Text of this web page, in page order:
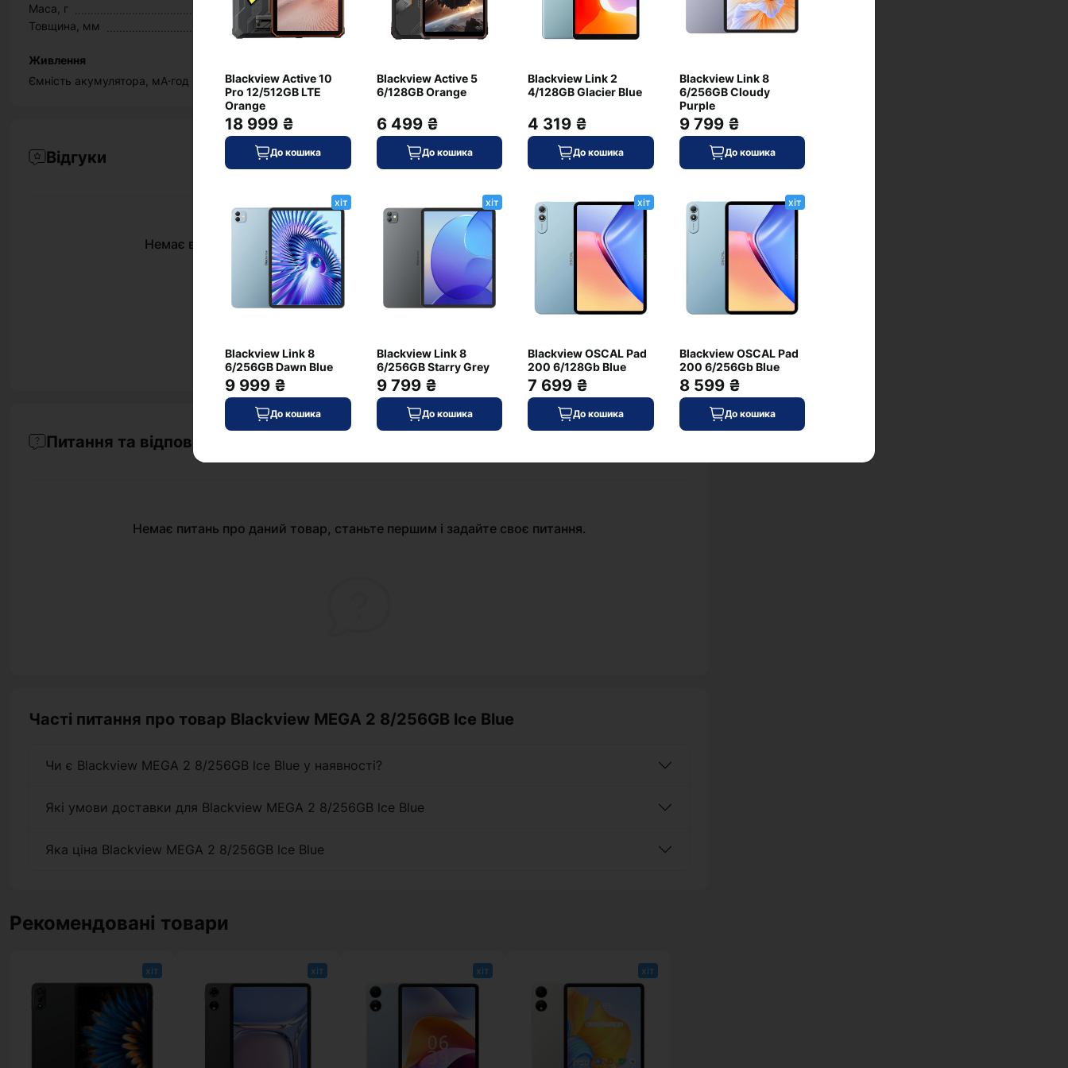
Маса, г
615
Товщина, мм
8
Живлення
Ємність акумулятора, мА·год
9000
Відгуки + Додати відгук
Немає відгуків про цей товар, станьте першим, залиште свій відгук.
Питання та відповіді
Немає питань про даний товар, станьте першим і задайте своє питання.
Часті питання про товар Blackview MEGA 2 8/256GB lce Blue
Чи є Blackview MEGA 2 8/256GB lce Blue у наявності?
Які умови доставки для Blackview MEGA 2 8/256GB lce Blue
Яка ціна Blackview MEGA 2 8/256GB lce Blue
Рекомендовані товари
хіт хіт хіт хіт
Blackview Active 10
Pro 12/512GB LTE
Orange
18 999 ₴
До кошика
Blackview Active 5
6/128GB Orange
6 499 ₴
До кошика
Blackview Link 2
4/128GB Glacier Blue
4 319 ₴
До кошика
Blackview Link 8
6/256GB Cloudy
Purple
9 799 ₴
До кошика
хіт
Blackview Link 8
6/256GB Dawn Blue
9 999 ₴
До кошика
хіт
Blackview Link 8
6/256GB Starry Grey
9 799 ₴
До кошика
хіт
Blackview OSCAL Pad
200 6/128Gb Blue
7 699 ₴
До кошика
хіт
Blackview OSCAL Pad
200 6/256Gb Blue
8 599 ₴
До кошика